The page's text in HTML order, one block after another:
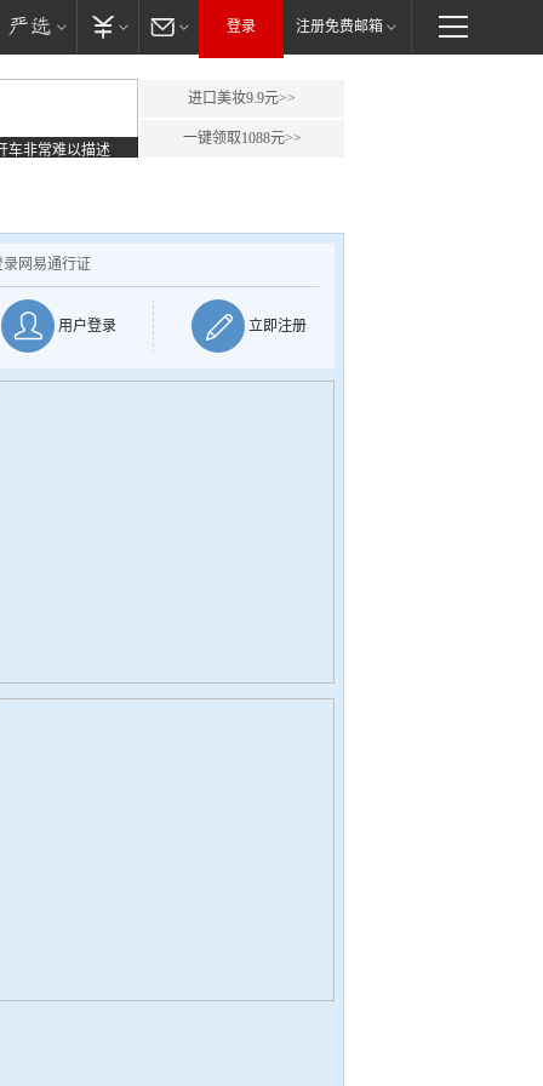
登录 注册免费邮箱
车非常难以描述
进口美妆9.9元>>
一键领取1088元>>
录网易通行证
用户登录 立即注册